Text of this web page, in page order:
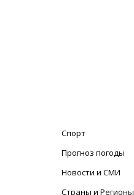
Спорт
Прогноз погоды
Новости и СМИ
Страны и Регионы